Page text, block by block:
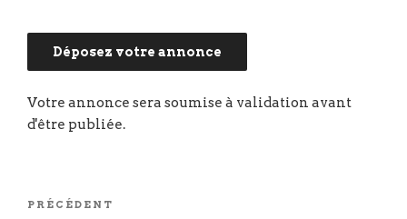
Navigation
Article
PRÉCÉDENT